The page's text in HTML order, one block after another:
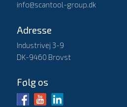
info@scantool-group.dk
Adresse
Industrivej 3-9
DK-9460 Brovst
Følg os